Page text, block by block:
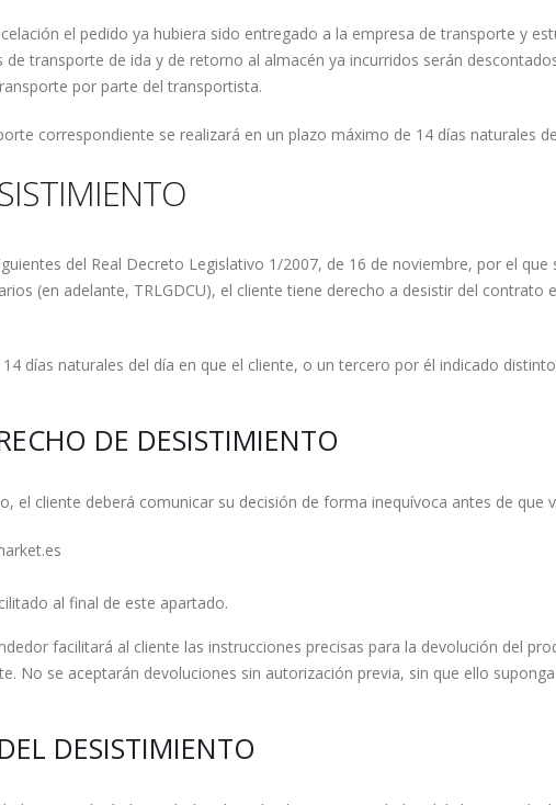
el pedido ya hubiera sido entregado a la empresa de transporte y
transporte de ida y de retorno al almacén ya incurridos serán
por parte del transportista.
correspondiente se realizará en un plazo máximo de 14 días naturales
del Real Decreto Legislativo 1/2007, de 16 de noviembre, por el
(en adelante, TRLGDCU), el cliente tiene derecho a desistir del contrato
días naturales del día en que el cliente, o un tercero por él indicado
DE DESISTIMIENTO
el cliente deberá comunicar su decisión de forma inequívoca antes de que
al final de este apartado.
facilitará al cliente las instrucciones precisas para la devolución del
No se aceptarán devoluciones sin autorización previa, sin que ello
DESISTIMIENTO